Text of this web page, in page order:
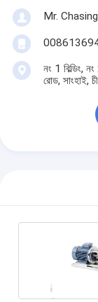
Mr. Chasing
নং 1 বিল্ডিং,
রোড, সাংহাই,